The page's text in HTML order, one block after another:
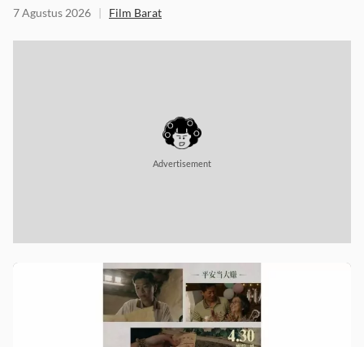
7 Agustus 2026 | Film Barat
Advertisement